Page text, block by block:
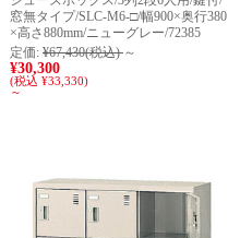
窓無タイプ/SLC-M6-□/幅900×奥行380
×高さ880mm/ニューグレー/72385
定価: ¥67,430(税込) ～
¥30,300
(税込 ¥33,330)
～